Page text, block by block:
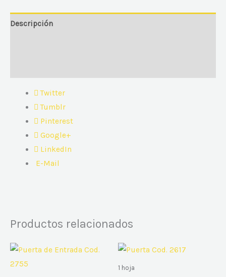
Descripción
Twitter
Tumblr
Pinterest
Google+
LinkedIn
E-Mail
Productos relacionados
1 hoja